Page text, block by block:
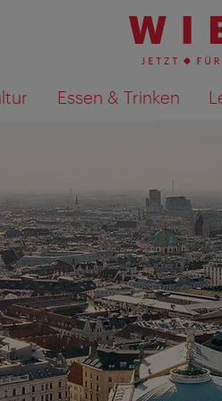
Essen & Trinken